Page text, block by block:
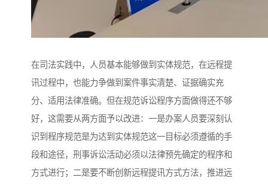
在司法实践中，人员基本能够做到实体规范，在远程提
讯过程中，也能力争做到案件事实清楚、证据确实充
分、适用法律准确。但在规范诉讼程序方面做得还不够
好，这需要从两方面予以改进：一是办案人员要深刻认
识到程序规范是为达到实体规范这一目标必须遵循的手
段和途径，刑事诉讼活动必须以法律预先确定的程序和
方式进行；二是要不断创新远程提讯方式方法，推进远